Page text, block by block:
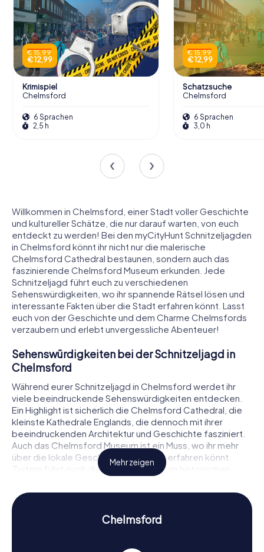
€ 15,99
€ 12,99
Krimispiel
Chelmsford
6 Sprachen
2,5 h
€ 15,99
€ 12,99
Schatzsuche
Chelmsford
6 Sprachen
3,0 h
Willkommen in Chelmsford, einer Stadt voller Geschichte
und kultureller Schätze, die nur darauf warten, von euch
entdeckt zu werden! Bei den myCityHunt Schnitzeljagden
in Chelmsford könnt ihr nicht nur die malerische
Chelmsford Cathedral bestaunen, sondern auch das
faszinierende Chelmsford Museum erkunden. Jede
Schnitzeljagd führt euch zu verschiedenen
Sehenswürdigkeiten, wo ihr spannende Rätsel lösen und
interessante Fakten über die Stadt erfahren könnt. Lasst
euch von der Geschichte und dem Charme Chelmsfords
verzaubern und erlebt unvergessliche Abenteuer!
Sehenswürdigkeiten bei der Schnitzeljagd in
Chelmsford
Während eurer Schnitzeljagd in Chelmsford werdet ihr
viele beeindruckende Sehenswürdigkeiten entdecken.
Ein Highlight ist sicherlich die Chelmsford Cathedral, die
kleinste Kathedrale Englands, die dennoch mit ihrer
beeindruckenden Architektur und Geschichte fasziniert.
Auch das Chelmsford Museum ist ein Muss, wo ihr mehr
über die lokale Geschichte und Kultur erfahren könnt.
Zudem führt euch die Schnitzeljagd zum historischen
Überreste unter dem Odeon-Kreisverkehr zu finden sind.
Jede dieser Stationen bietet euch spannende Rätsel, die
ihr lösen müsst, um weiterzukommen und die Stadt auf
eine ganz besondere Weise kennenzulernen.
Mehr zeigen
Chelmsford